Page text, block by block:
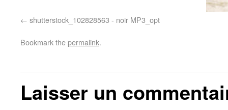
shutterstock_102828563 - noir MP3_opt
Bookmark thepermalink.
Laisser un